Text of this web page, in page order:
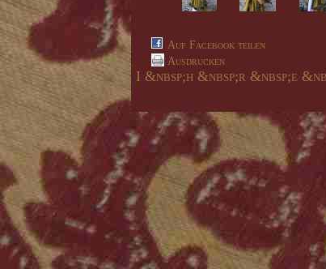
Auf Facebook teilen
Ausdrucken
I &nbsp;h &nbsp;r &nbsp;e